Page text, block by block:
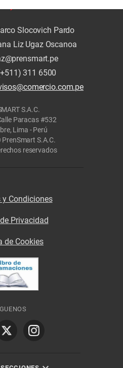
Slocovich Pardo
Liz Ugaz Oscanoa
311 6500
S.A.C.
Paracas #532
Lima - Perú
S.A.C.
reservados
y Condiciones
Privacidad
de Cookies